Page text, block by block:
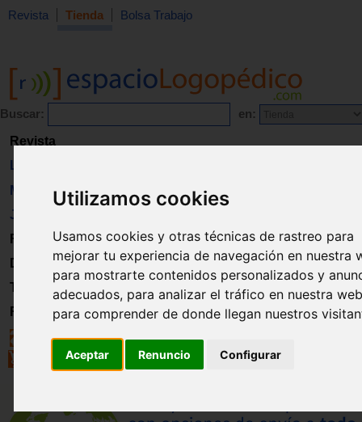
Utilizamos cookies
Usamos cookies y otras técnicas de rastreo para
mejorar tu experiencia de navegación en nuestra
para mostrarte contenidos personalizados y
adecuados, para analizar el tráfico en nuestra
para comprender de donde llegan nuestros
Aceptar Renuncio Configurar
Revista Tienda Bolsa Trabajo
Buscar: en:
Revista
Libros
Material
Juguetes
Formación
Directorio
Trabajo
Registro